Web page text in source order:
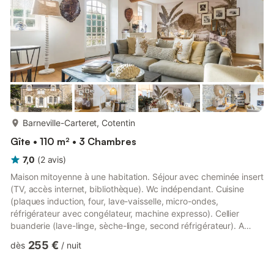
Barneville-Carteret, Cotentin
Gîte • 110 m² • 3 Chambres
7,0 (2 avis)
Maison mitoyenne à une habitation. Séjour avec cheminée insert
(TV, accès internet, bibliothèque). Wc indépendant. Cuisine
(plaques induction, four, lave-vaisselle, micro-ondes,
réfrigérateur avec congélateur, machine expresso). Cellier
buanderie (lave-linge, sèche-linge, second réfrigérateur). A
Chambre 2 (2 lits 90x200 jumelables), chambre 3 (lit 160x200)
dès 255 € / nuit